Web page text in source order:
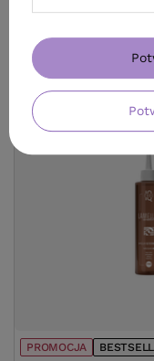
KLIENCI,
PRODUKT
PROMOCJA